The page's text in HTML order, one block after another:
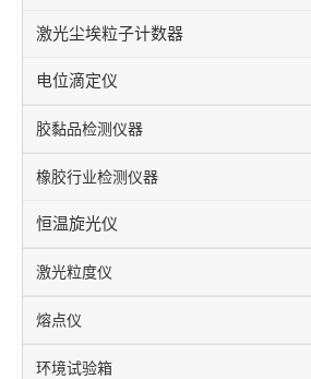
激光尘埃粒子计数器
电位滴定仪
胶黏品检测仪器
橡胶行业检测仪器
恒温旋光仪
激光粒度仪
熔点仪
环境试验箱